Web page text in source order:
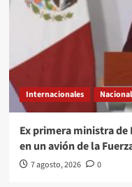
Internacionales
Ex primera ministra de
en un avión de la
7 agosto, 2026 0